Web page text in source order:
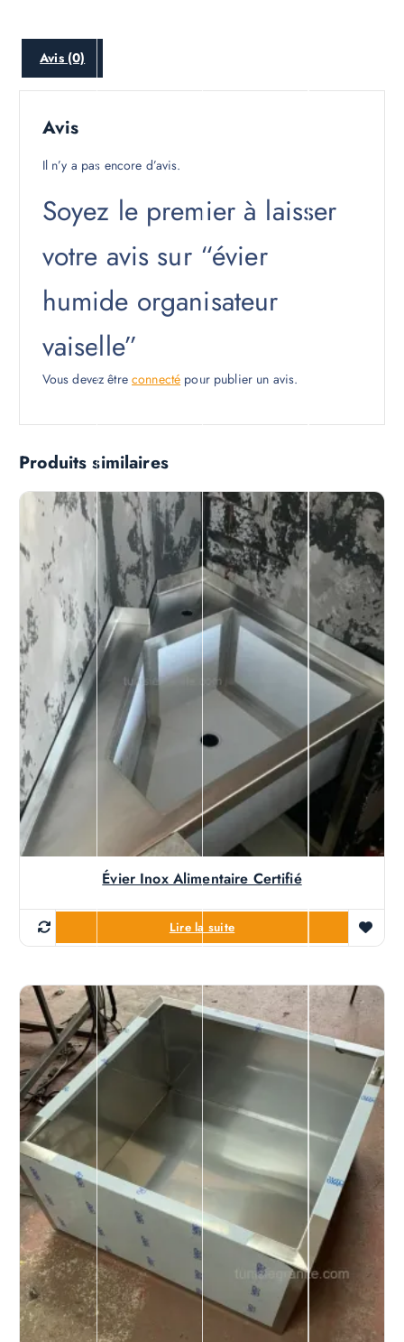
Avis (0)
Avis
Il n’y a pas encore d’avis.
Soyez le premier à laisser
votre avis sur “évier
humide organisateur
vaiselle”
Vous devez être connecté pour publier un avis.
Produits similaires
Évier Inox Alimentaire Certifié
Lire la suite